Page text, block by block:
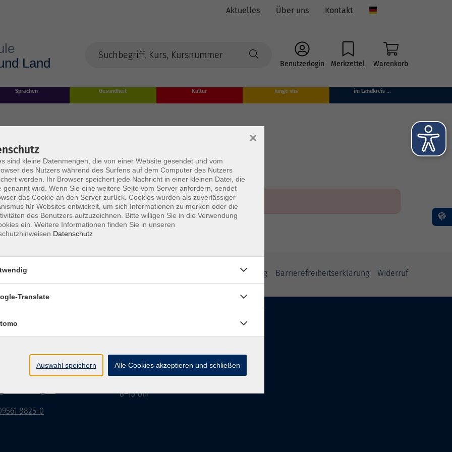
Aktuelles Über uns Kontakt
Benutzerlogin Merkzettel Warenkorb
Sprachen Gesundheit Kultur Junge vhs im Landkreis ...
AGB/Widerrufsbelehrung Barrierefreiheitserklärung Widerruf
15
8825-0
Montag bis Donnerstag:
8–13 Uhr und 13:30–17 Uhr
8–13 Uhr
sind kleine Datenmengen, die von einer Website gesendet und vom
des Nutzers während des Surfens auf dem Computer des Nutzers
werden. Ihr Browser speichert jede Nachricht in einer kleinen Datei, die
genannt wird. Wenn Sie eine weitere Seite vom Server anfordern, sendet
das Cookie an den Server zurück. Cookies wurden als zuverlässiger
für Websites entwickelt, um sich Informationen zu merken oder die
des Benutzers aufzuzeichnen. Bitte willigen Sie in die Verwendung
ein. Weitere Informationen finden Sie in unseren
Datenschutz
×
Translate
Auswahl speichern Alle Cookies akzeptieren und schließen